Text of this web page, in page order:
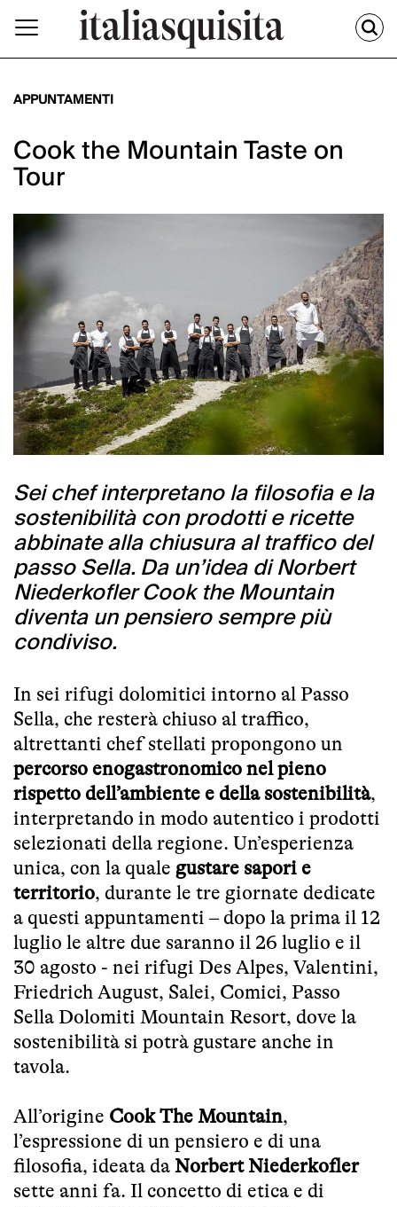
APPUNTAMENTI
Cook the Mountain Taste on
Tour
Sei chef interpretano la filosofia e la
sostenibilità con prodotti e ricette
abbinate alla chiusura al traffico del
passo Sella. Da un’idea di Norbert
Niederkofler Cook the Mountain
diventa un pensiero sempre più
condiviso.
In sei rifugi dolomitici intorno al Passo
Sella, che resterà chiuso al traffico,
altrettanti chef stellati propongono un
percorso enogastronomico nel pieno
rispetto dell’ambiente e della sostenibilità,
interpretando in modo autentico i prodotti
selezionati della regione. Un’esperienza
unica, con la quale gustare sapori e
territorio, durante le tre giornate dedicate
a questi appuntamenti – dopo la prima il 12
luglio le altre due saranno il 26 luglio e il
30 agosto - nei rifugi Des Alpes, Valentini,
Friedrich August, Salei, Comici, Passo
Sella Dolomiti Mountain Resort, dove la
sostenibilità si potrà gustare anche in
tavola.
All’origine Cook The Mountain,
l’espressione di un pensiero e di una
filosofia, ideata da Norbert Niederkofler
sette anni fa. Il concetto di etica e di